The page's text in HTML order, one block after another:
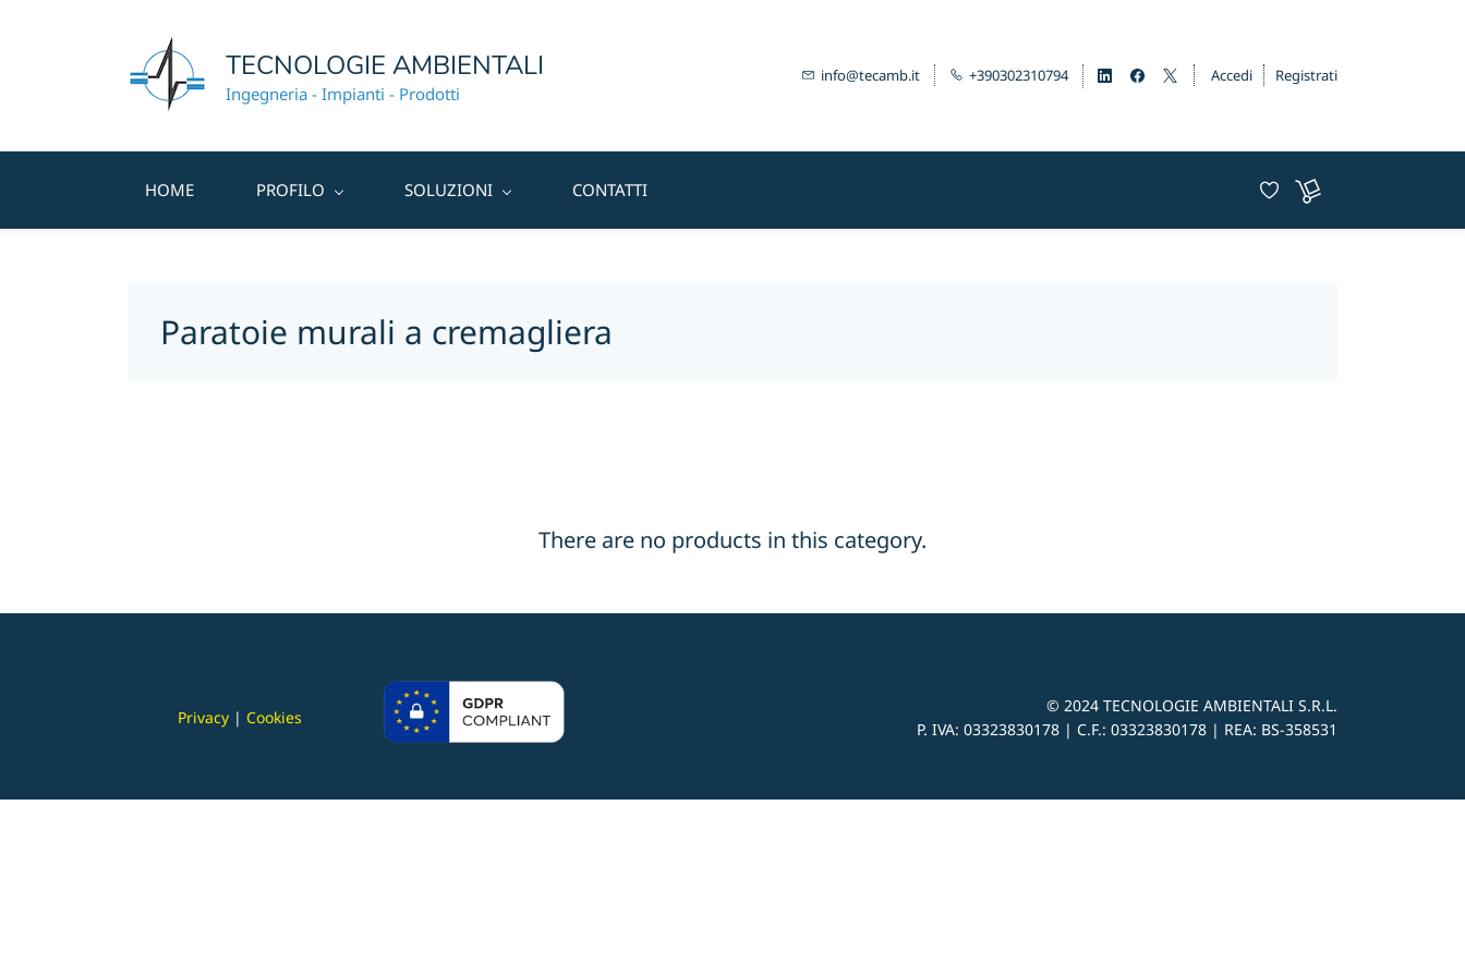
TECNOLOGIE AMBIENTALI
Ingegneria - Impianti - Prodotti
info@tecamb.it +390302310794 Accedi Registrati
HOME PROFILO SOLUZIONI CONTATTI
Paratoie murali a cremagliera
There are no products in this category.
Privacy | Cookies
© 2024 TECNOLOGIE AMBIENTALI S.R.L.
P. IVA: 03323830178 | C.F.: 03323830178 | REA: BS-358531